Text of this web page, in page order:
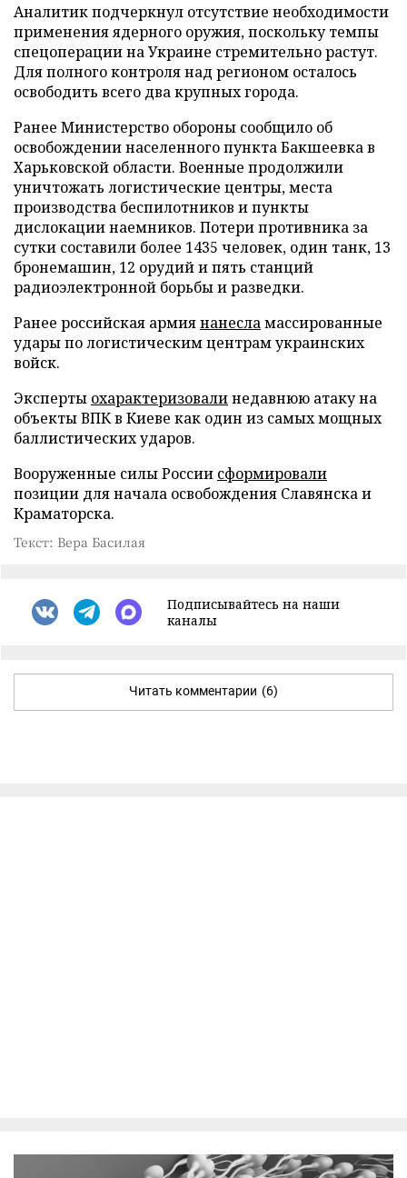
Аналитик подчеркнул отсутствие необходимости
применения ядерного оружия, поскольку темпы
спецоперации на Украине стремительно растут.
Для полного контроля над регионом осталось
освободить всего два крупных города.
Ранее Министерство обороны сообщило об
освобождении населенного пункта Бакшеевка в
Харьковской области. Военные продолжили
уничтожать логистические центры, места
производства беспилотников и пункты
дислокации наемников. Потери противника за
сутки составили более 1435 человек, один танк, 13
бронемашин, 12 орудий и пять станций
радиоэлектронной борьбы и разведки.
Ранее российская армиянанесламассированные
удары по логистическим центрам украинских
войск.
Эксперты охарактеризовалинедавнюю атаку на
объекты ВПК в Киеве как один из самых мощных
баллистических ударов.
Вооруженные силы России сформировали
позиции для начала освобождения Славянска и
Краматорска.
Текст: Вера Басилая
Подписывайтесь на наши
каналы
Читать комментарии (6)